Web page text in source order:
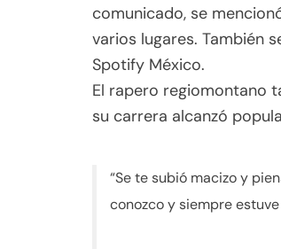
comunicado, se
varios lugares. También
Spotify México.
El rapero regiomontano
su carrera alcanzó
“Se te subió macizo y
conozco y siempre